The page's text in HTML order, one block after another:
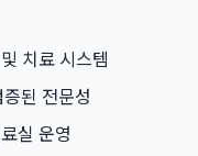
치료 시스템
된 전문성
실 운영